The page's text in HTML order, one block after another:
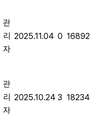
관
리
자
2025.11.04 0 16892
관
리
자
2025.10.24 3 18234